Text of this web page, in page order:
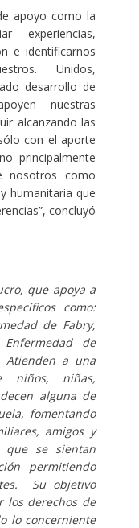
apoyo como la
experiencias,
e identificarnos
Unidos,
desarrollo de
nuestras
alcanzando las
con el aporte
principalmente
nosotros como
humanitaria que
concluyó
que apoya a
como:
de Fabry,
de
Atienden a una
niños, niñas,
alguna de
fomentando
amigos y
que se sientan
permitiendo
Su objetivo
los derechos de
lo concerniente